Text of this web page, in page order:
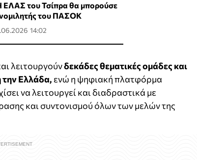
ΕΛΑΣ του Τσίπρα θα μπορούσε
του ΠΑΣΟΚ
14:02
λειτουργούνδεκάδες θεματικές ομάδες και
Ελλάδα, ενώ η ψηφιακή πλατφόρμα
να λειτουργεί και διαδραστικά με
και συντονισμού όλων των μελών της